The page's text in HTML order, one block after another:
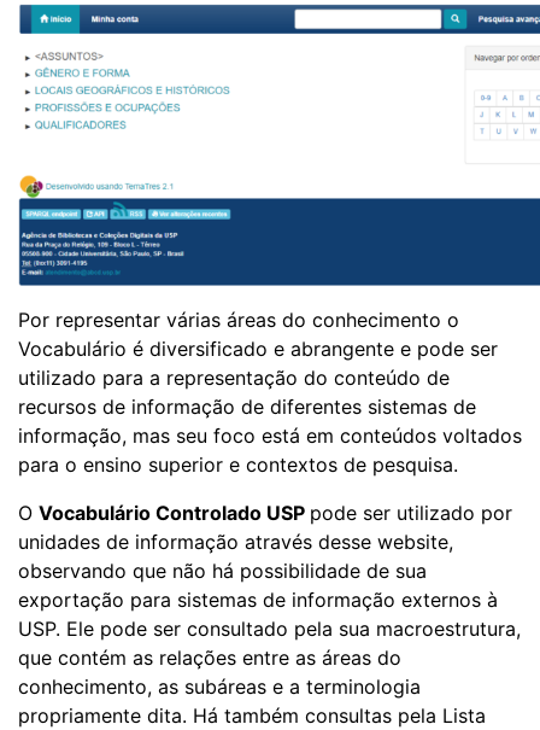
Por representar várias áreas do conhecimento o
Vocabulário é diversificado e abrangente e pode ser
utilizado para a representação do conteúdo de
recursos de informação de diferentes sistemas de
informação, mas seu foco está em conteúdos voltados
para o ensino superior e contextos de pesquisa.
O Vocabulário Controlado USP pode ser utilizado por
unidades de informação através desse website,
observando que não há possibilidade de sua
exportação para sistemas de informação externos à
USP. Ele pode ser consultado pela sua macroestrutura,
que contém as relações entre as áreas do
conhecimento, as subáreas e a terminologia
propriamente dita. Há também consultas pela Lista